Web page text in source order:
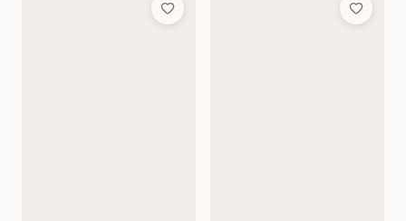
Add to Wish List Add to